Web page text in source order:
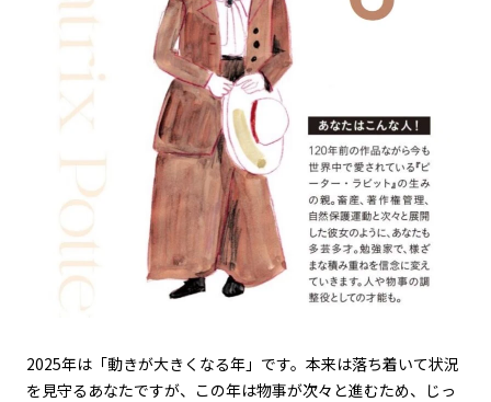
2025年は「動きが大きくなる年」です。本来は落ち着いて状況
を見守るあなたですが、この年は物事が次々と進むため、じっ